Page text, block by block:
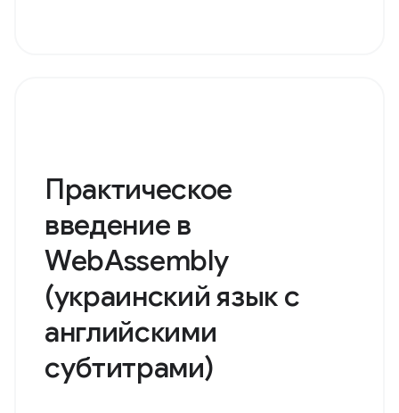
Практическое